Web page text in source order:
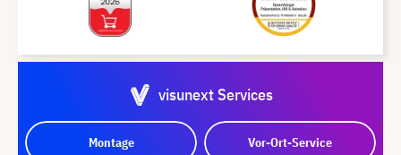
visunext Services
Montage Vor-Ort-Service